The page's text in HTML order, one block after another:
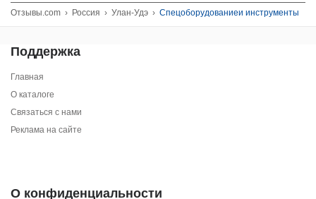
Отзывы.com › Россия › Улан-Удэ › Спецоборудованиеи инструменты
Поддержка
Главная
О каталоге
Связаться с нами
Реклама на сайте
О конфиденциальности